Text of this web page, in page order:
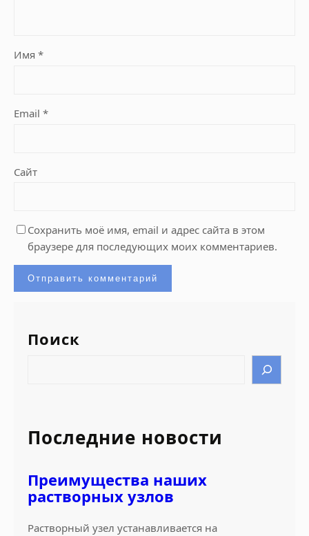
Имя *
Email *
Сайт
Сохранить моё имя, email и адрес сайта в этом
браузере для последующих моих комментариев.
Поиск
c
h
Последние новости
Преимущества наших
растворных узлов
Растворный узел устанавливается на